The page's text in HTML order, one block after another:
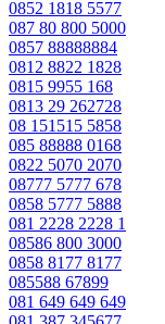
0852 1818 5577
087 80 800 5000
0857 88888884
0812 8822 1828
0815 9955 168
0813 29 262728
08 151515 5858
085 88888 0168
0822 5070 2070
08777 5777 678
0858 5777 5888
081 2228 2228 1
08586 800 3000
0858 8177 8177
085588 67899
081 649 649 649